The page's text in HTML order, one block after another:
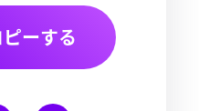
ーする